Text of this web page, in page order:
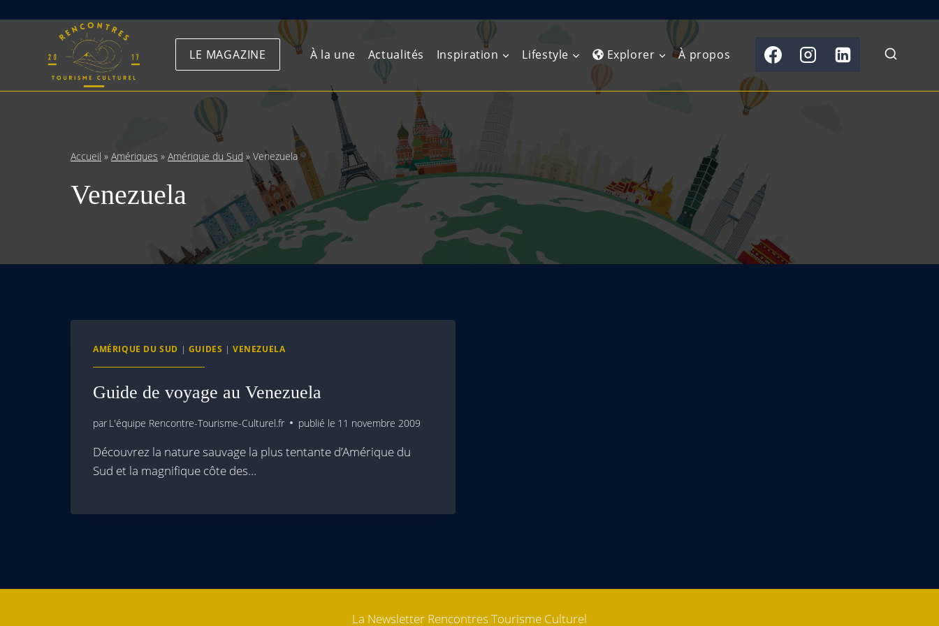
LE MAGAZINE À la une Actualités Inspiration Lifestyle Explorer
Europe de l’Ouest
Europe du Nord
Europe centrale Antilles et Caraïbes
Amérique du Sud
Afrique de l’Ouest
Afrique de l’Est
Asie centrale
Sous-continent
indien
Asie du Sud-Est
À propos
Accueil » Amériques » Amérique du Sud » Venezuela
Venezuela
AMÉRIQUE DU SUD | GUIDES |VENEZUELA
Guide de voyage au Venezuela
par L'équipe Rencontre-Tourisme-Culturel.fr publié le 11 novembre 2009
Découvrez la nature sauvage la plus tentante d’Amérique du
Sud et la magnifique côte des…
La Newsletter Rencontres Tourisme Culturel